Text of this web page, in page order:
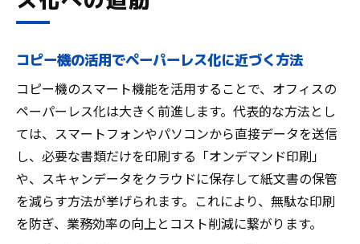
コピー機の活用でペーパーレス化に近づく方法
コピー機のスマート機能を活用することで、オフィスの
ペーパーレス化は大きく前進します。代表的な方法とし
ては、スマートフォンやパソコンから直接データを送信
し、必要な書類だけを印刷する「オンデマンド印刷」
や、スキャンデータをクラウドに保存して紙文書の保管
を減らす方法が挙げられます。これにより、無駄な印刷
を防ぎ、業務効率の向上とコスト削減に繋がります。